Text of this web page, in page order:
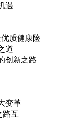
遇
质健康险
道
创新之路
变革
路互